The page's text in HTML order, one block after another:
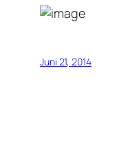
Juni 21, 2014